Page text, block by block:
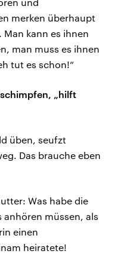
und
merken überhaupt
kann es ihnen
man muss es ihnen
tut es schon!“
„hilft
üben, seufzt
Das brauche eben
Was habe die
anhören müssen, als
einen
heiratete!